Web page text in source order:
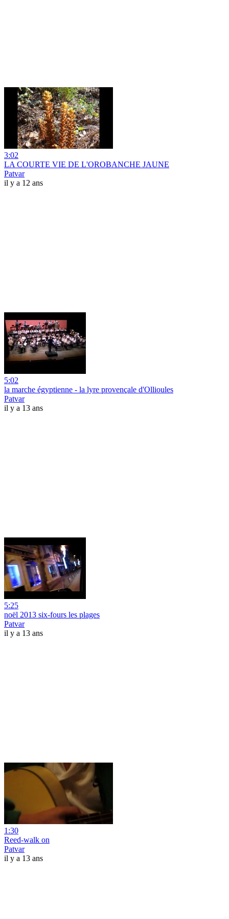
3:02
LA COURTE VIE DE L'OROBANCHE JAUNE
Patvar
il y a 12 ans
5:02
la marche égyptienne - la lyre provençale d'Ollioules
Patvar
il y a 13 ans
5:25
noël 2013 six-fours les plages
Patvar
il y a 13 ans
1:30
Reed-walk on
Patvar
il y a 13 ans